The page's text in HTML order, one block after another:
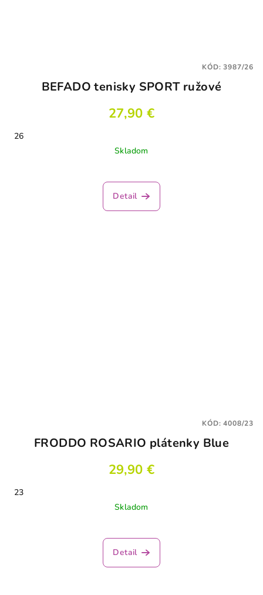
BEFADO tenisky SPORT ružové
27,90 €
26
Skladom
Detail
KÓD:3987/26
FRODDO ROSARIO plátenky Blue
29,90 €
23
Skladom
Detail
KÓD:4008/23